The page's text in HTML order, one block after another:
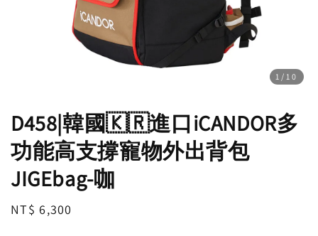
1 /10
D458|韓國🇰🇷進口iCANDOR多
功能高支撐寵物外出背包
JIGEbag-咖
Regular
NT$ 6,300